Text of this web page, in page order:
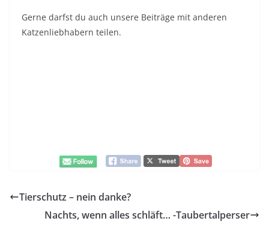
Gerne darfst du auch unsere Beiträge mit anderen
Katzenliebhabern teilen.
Tierschutz – nein danke?
Nachts, wenn alles schläft… -Taubertalperser